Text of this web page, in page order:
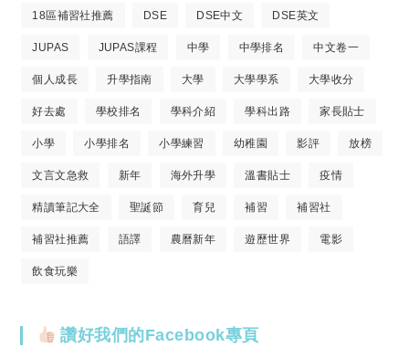
18區補習社推薦 DSE DSE中文 DSE英文
JUPAS JUPAS課程 中學 中學排名 中文卷一
個人成長 升學指南 大學 大學學系 大學收分
好去處 學校排名 學科介紹 學科出路 家長貼士
小學 小學排名 小學練習 幼稚園 影評 放榜
文言文急救 新年 海外升學 溫書貼士 疫情
精讀筆記大全 聖誕節 育兒 補習 補習社
補習社推薦 語譯 農曆新年 遊歷世界 電影
飲食玩樂
讚好我們的Facebook專頁